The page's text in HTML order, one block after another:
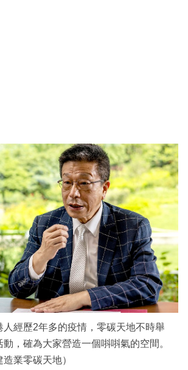
人經歷2年多的疫情，零碳天地不時舉
，確為大家營造一個唞唞氣的空間。
造業零碳天地）